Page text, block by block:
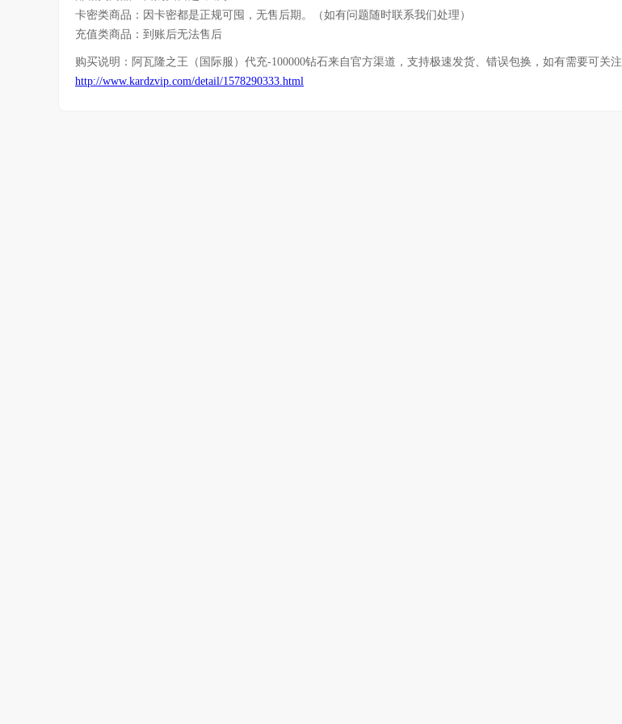
卡密类商品：因卡密都是正规可囤，无售后期。（如有问题随时联系我们处理）
充值类商品：到账后无法售后
购买说明： 阿瓦隆之王（国际服）代充-100000钻石来自官方渠道，支持极速发货、错误包换，如有需要可关注
http://www.kardzvip.com/detail/1578290333.html